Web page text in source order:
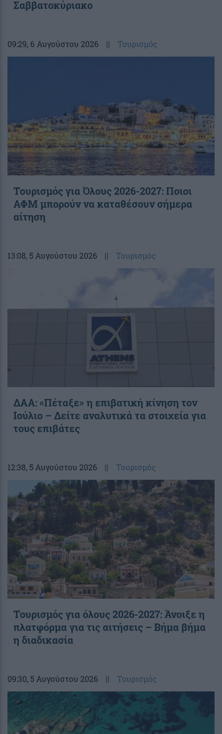
Σαββατοκύριακο
09:29, 6 Αυγούστου 2026 || Τουρισμός
Τουρισμός για Όλους 2026-2027: Ποιοι
ΑΦΜ μπορούν να καταθέσουν σήμερα
αίτηση
13:08, 5 Αυγούστου 2026 || Τουρισμός
ΔΑΑ: «Πέταξε» η επιβατική κίνηση τον
Ιούλιο – Δείτε αναλυτικά τα στοιχεία για
τους επιβάτες
12:38, 5 Αυγούστου 2026 || Τουρισμός
Τουρισμός για όλους 2026-2027: Άνοιξε η
πλατφόρμα για τις αιτήσεις – Βήμα βήμα
η διαδικασία
09:30, 5 Αυγούστου 2026 || Τουρισμός